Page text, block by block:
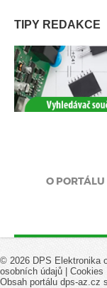
TIPY REDAKCE
O PORTÁLU
© 2026 DPS Elektronika
osobních údajů
Cookies
Obsah portálu dps-az.cz